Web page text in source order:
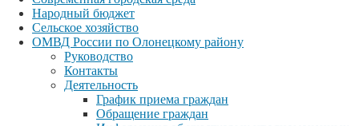
Народный бюджет
Сельское хозяйство
ОМВД России по Олонецкому району
Руководство
Контакты
Деятельность
График приема граждан
Обращение граждан